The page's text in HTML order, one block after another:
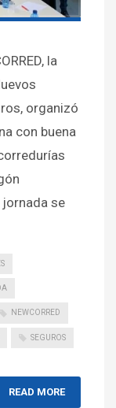
la
organizó
con buena
se
NEWCORRED
SEGUROS
READ MORE